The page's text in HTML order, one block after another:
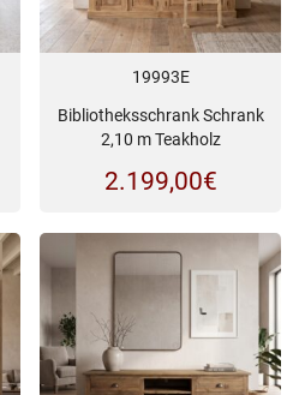
19993E
Bibliotheksschrank Schrank
2,10 m Teakholz
2.199,00€